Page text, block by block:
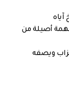
أصيلة من
ويصفه